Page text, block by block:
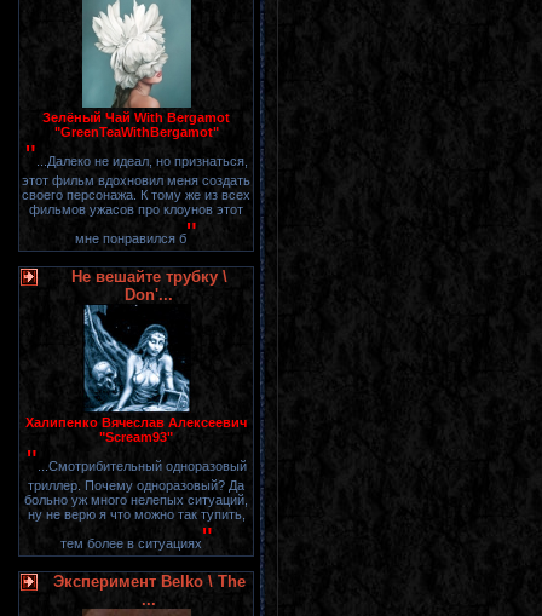
Зелёный Чай With Bergamot
"GreenTeaWithBergamot"
" ...Далеко не идеал, но признаться,
этот фильм вдохновил меня создать
своего персонажа. К тому же из всех
фильмов ужасов про клоунов этот
мне понравился б"
Не вешайте трубку \
Don'...
Халипенко Вячеслав Алексеевич
"Scream93"
" ...Смотрибительный одноразовый
триллер. Почему одноразовый? Да
больно уж много нелепых ситуаций,
ну не верю я что можно так тупить,
тем более в ситуациях"
Эксперимент Belko \ The
...